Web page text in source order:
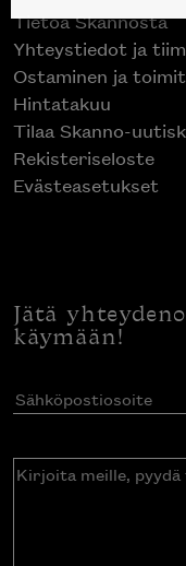
Tietoa Skannosta
Yhteystiedot ja
Ostaminen ja
Hintatakuu
Tilaa Skanno-
Rekisteriseloste
Evästeasetukset
Jätä
käymään!
Sähköpostiosoite
Kirjoita